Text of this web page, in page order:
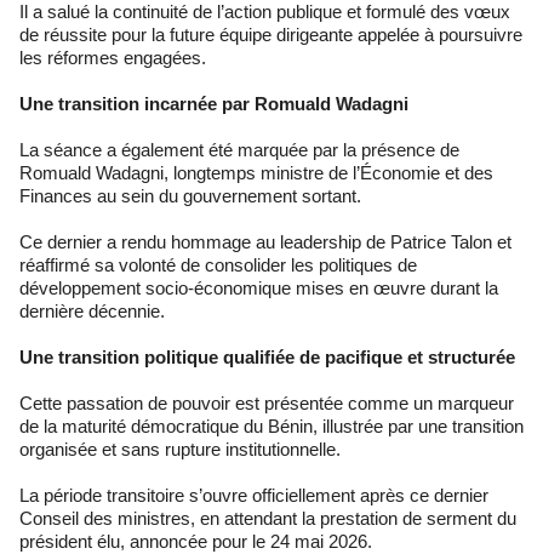
Il a salué la continuité de l’action publique et formulé des vœux
de réussite pour la future équipe dirigeante appelée à poursuivre
les réformes engagées.
Une transition incarnée par Romuald Wadagni
La séance a également été marquée par la présence de
Romuald Wadagni, longtemps ministre de l’Économie et des
Finances au sein du gouvernement sortant.
Ce dernier a rendu hommage au leadership de Patrice Talon et
réaffirmé sa volonté de consolider les politiques de
développement socio-économique mises en œuvre durant la
dernière décennie.
Une transition politique qualifiée de pacifique et structurée
Cette passation de pouvoir est présentée comme un marqueur
de la maturité démocratique du Bénin, illustrée par une transition
organisée et sans rupture institutionnelle.
La période transitoire s’ouvre officiellement après ce dernier
Conseil des ministres, en attendant la prestation de serment du
président élu, annoncée pour le 24 mai 2026.